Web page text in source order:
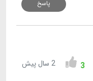
پاسخ
3 2 سال پیش